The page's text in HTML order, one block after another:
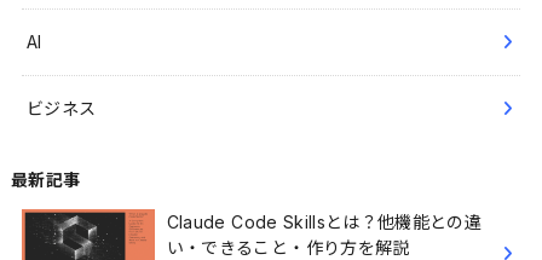
AI
ビジネス
最新記事
Claude Code Skillsとは？他機能との違
い・できること・作り方を解説